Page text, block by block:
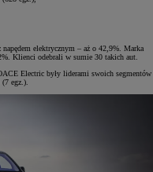
elektrycznym – aż o 42,9%. Marka
Klienci odebrali w sumie 30 takich aut.
Electric były liderami swoich segmentów
egz.).